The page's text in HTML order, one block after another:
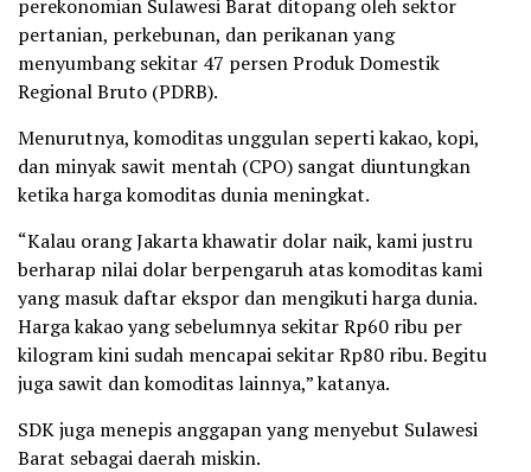
perekonomian Sulawesi Barat ditopang oleh sektor
pertanian, perkebunan, dan perikanan yang
menyumbang sekitar 47 persen Produk Domestik
Regional Bruto (PDRB).
Menurutnya, komoditas unggulan seperti kakao, kopi,
dan minyak sawit mentah (CPO) sangat diuntungkan
ketika harga komoditas dunia meningkat.
“Kalau orang Jakarta khawatir dolar naik, kami justru
berharap nilai dolar berpengaruh atas komoditas kami
yang masuk daftar ekspor dan mengikuti harga dunia.
Harga kakao yang sebelumnya sekitar Rp60 ribu per
kilogram kini sudah mencapai sekitar Rp80 ribu. Begitu
juga sawit dan komoditas lainnya,” katanya.
SDK juga menepis anggapan yang menyebut Sulawesi
Barat sebagai daerah miskin.